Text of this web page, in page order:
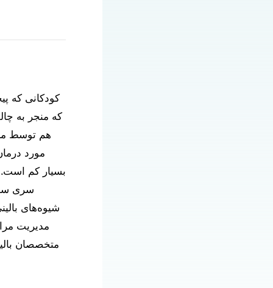
کودکانی که
که منجر به
هم توسط
مورد
سری
شیوه‌های
مدیریت
متخصصان